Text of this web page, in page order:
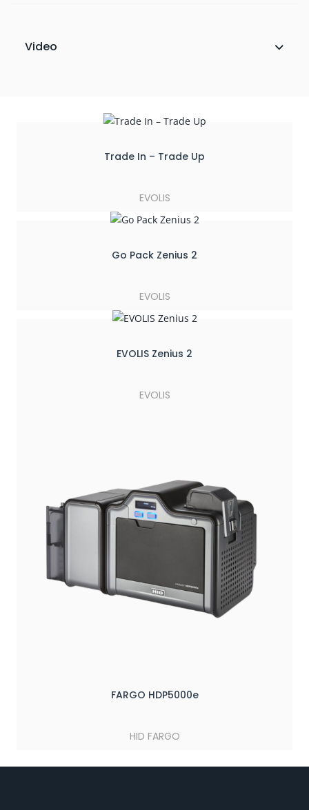
Video
Trade In – Trade Up
EVOLIS
Go Pack Zenius 2
EVOLIS
EVOLIS Zenius 2
EVOLIS
FARGO HDP5000e
HID FARGO